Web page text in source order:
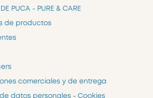
PUCA - PURE & CARE
de productos
comerciales y de entrega
datos personales - Cookies